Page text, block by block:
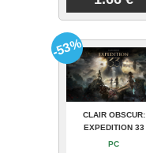
CLAIR OBSCUR:
EXPEDITION 33
PC
-53%